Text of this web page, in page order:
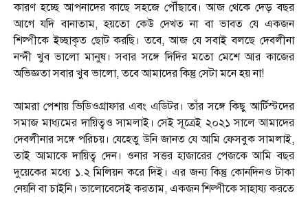
কারণ হচ্ছে আপনাদের কাছে সহজে পৌঁছাবে। আজ থেকে দেড় বছর
আগে যদি বানাতাম, হয়তো কেউ দেখত না বা ভাবত যে একজন
শিল্পীকে ইচ্ছাকৃত ছোট করছি। তবে, আজ যে সবাই বলছে দেবলীনা
নন্দী খুব ভালো মানুষ। সবার সঙ্গে দিদির মতো মেশে আর কাজের
অভিজ্ঞতা সবার খুব ভালো, তবে আমাদের কিন্তু সেটা মনে হয় না!
আমরা পেশায় ভিডিওগ্রাফার এবং এডিটর। তাঁর সঙ্গে কিছু আর্টিস্টদের
সমাজ মাধ্যমের দায়িত্বও সামলাই। সেই সূত্রেই ২০২১ সালে আমাদের
দেবলীনার সঙ্গে পরিচয়। যেহেতু উনি জানত যে আমি ফেসবুক সামলাই,
তাই আমাকে দায়িত্ব দেন। ওনার সত্তর হাজারের পেজকে আমি বছর
দুয়েকের মধ্যে ১.২ মিলিয়ন করে দিই। এর জন্য কিন্তু কোনদিনও টাকা
নেয়নি বা চাইনি। ভালোবেসেই করতাম, একজন শিল্পীকে সাহায্য করতে